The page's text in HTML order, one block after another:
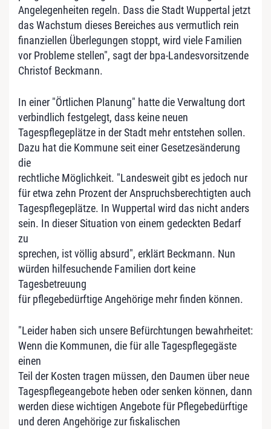
Angelegenheiten regeln. Dass die Stadt Wuppertal jetzt
das Wachstum dieses Bereiches aus vermutlich rein
finanziellen Überlegungen stoppt, wird viele Familien
vor Probleme stellen", sagt der bpa-Landesvorsitzende
Christof Beckmann.
In einer "Örtlichen Planung" hatte die Verwaltung dort
verbindlich festgelegt, dass keine neuen
Tagespflegeplätze in der Stadt mehr entstehen sollen.
Dazu hat die Kommune seit einer Gesetzesänderung
die
rechtliche Möglichkeit. "Landesweit gibt es jedoch nur
für etwa zehn Prozent der Anspruchsberechtigten auch
Tagespflegeplätze. In Wuppertal wird das nicht anders
sein. In dieser Situation von einem gedeckten Bedarf
zu
sprechen, ist völlig absurd", erklärt Beckmann. Nun
würden hilfesuchende Familien dort keine
Tagesbetreuung
für pflegebedürftige Angehörige mehr finden können.
"Leider haben sich unsere Befürchtungen bewahrheitet:
Wenn die Kommunen, die für alle Tagespflegegäste
einen
Teil der Kosten tragen müssen, den Daumen über neue
Tagespflegeangebote heben oder senken können, dann
werden diese wichtigen Angebote für Pflegebedürftige
und deren Angehörige zur fiskalischen